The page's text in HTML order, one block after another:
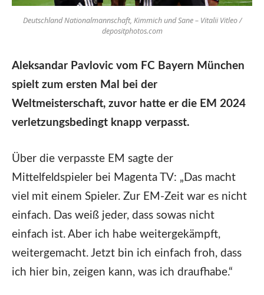
Deutschland Nationalmannschaft, Kimmich und Sane – Vitalii Vitleo /
depositphotos.com
Aleksandar Pavlovic vom FC Bayern München
spielt zum ersten Mal bei der
Weltmeisterschaft, zuvor hatte er die EM 2024
verletzungsbedingt knapp verpasst.
Über die verpasste EM sagte der
Mittelfeldspieler bei Magenta TV: „Das macht
viel mit einem Spieler. Zur EM-Zeit war es nicht
einfach. Das weiß jeder, dass sowas nicht
einfach ist. Aber ich habe weitergekämpft,
weitergemacht. Jetzt bin ich einfach froh, dass
ich hier bin, zeigen kann, was ich draufhabe.“